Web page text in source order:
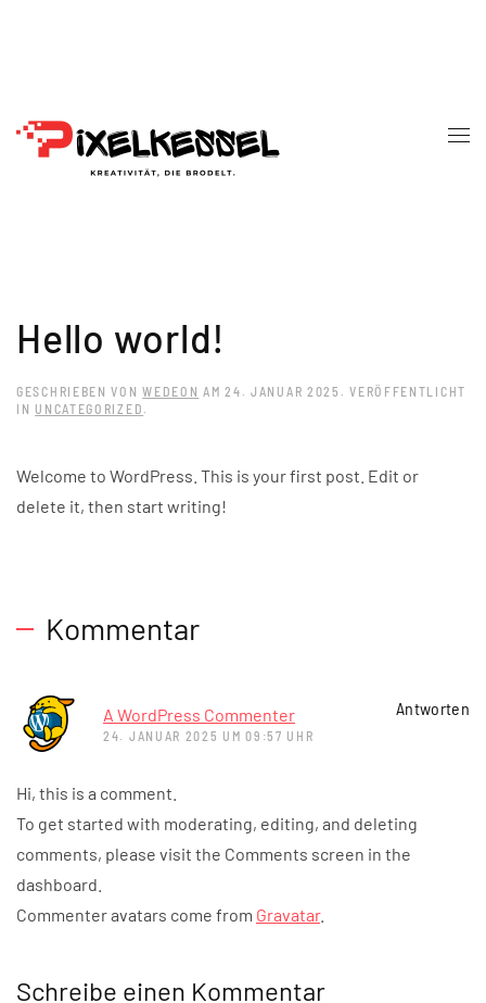
Hello world!
GESCHRIEBEN VONWEDEON AM24. JANUAR 2025 . VERÖFFENTLICHT
IN UNCATEGORIZED .
Welcome to WordPress. This is your first post. Edit or
delete it, then start writing!
Kommentar
A WordPress Commenter
24. JANUAR 2025 UM 09:57 UHR
Antworten
Hi, this is a comment.
To get started with moderating, editing, and deleting
comments, please visit the Comments screen in the
dashboard.
Commenter avatars come from Gravatar.
Schreibe einen Kommentar